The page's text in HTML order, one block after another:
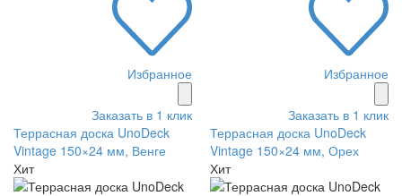
Избранное
Заказать в 1 клик
Избранное
Заказать в 1 клик
Террасная доска UnoDeck
Vintage 150×24 мм, Венге
Хит
Террасная доска UnoDeck
Vintage 150×24 мм, Орех
Хит